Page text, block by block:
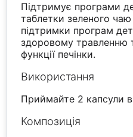
Підтримує програми
таблетки зеленого
підтримки програм
здоровому травленню
функції печінки.
Використання
Приймайте 2 капсули
Композиція